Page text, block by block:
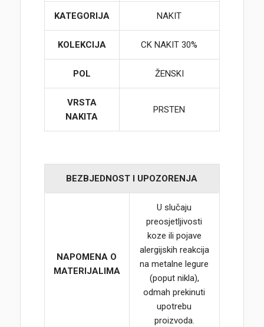
KATEGORIJA NAKIT
KOLEKCIJA CK NAKIT 30%
POL ŽENSKI
VRSTA
NAKITA
PRSTEN
BEZBJEDNOST I UPOZORENJA
NAPOMENA O
MATERIJALIMA
U slučaju
preosjetljivosti
koze ili pojave
alergijskih reakcija
na metalne legure
(poput nikla),
odmah prekinuti
upotrebu
proizvoda.